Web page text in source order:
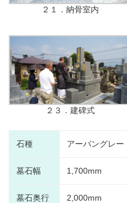
２１．納骨室内
２３．建碑式
石種 アーバングレ
墓石幅 1,700mm
墓石奥行 2,000mm